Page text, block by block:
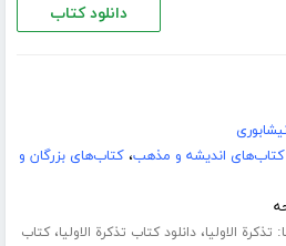
دانلود کتاب
کتاب‌های اندیشه و مذهب،کتاب‌های بزرگان و
تذکرة الاولیا،دانلود کتاب تذکرة الاولیا،کتاب